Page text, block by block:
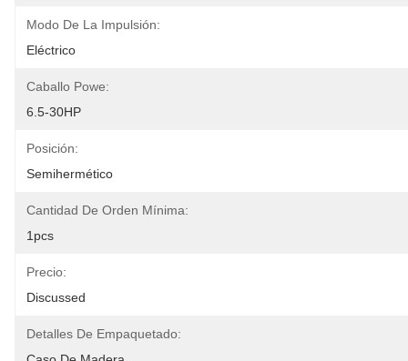
Modo De La Impulsión:
Eléctrico
Caballo Powe:
6.5-30HP
Posición:
Semihermético
Cantidad De Orden Mínima:
1pcs
Precio:
Discussed
Detalles De Empaquetado: